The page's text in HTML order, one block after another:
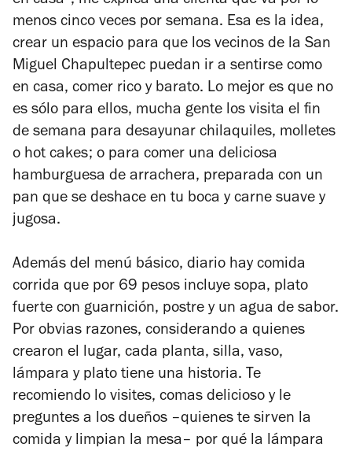
menos cinco veces por semana. Esa es la idea,
crear un espacio para que los vecinos de la San
Miguel Chapultepec puedan ir a sentirse como
en casa, comer rico y barato. Lo mejor es que no
es sólo para ellos, mucha gente los visita el fin
de semana para desayunar chilaquiles, molletes
o hot cakes; o para comer una deliciosa
hamburguesa de arrachera, preparada con un
pan que se deshace en tu boca y carne suave y
jugosa.
Además del menú básico, diario hay comida
corrida que por 69 pesos incluye sopa, plato
fuerte con guarnición, postre y un agua de sabor.
Por obvias razones, considerando a quienes
crearon el lugar, cada planta, silla, vaso,
lámpara y plato tiene una historia. Te
recomiendo lo visites, comas delicioso y le
preguntes a los dueños –quienes te sirven la
comida y limpian la mesa– por qué la lámpara